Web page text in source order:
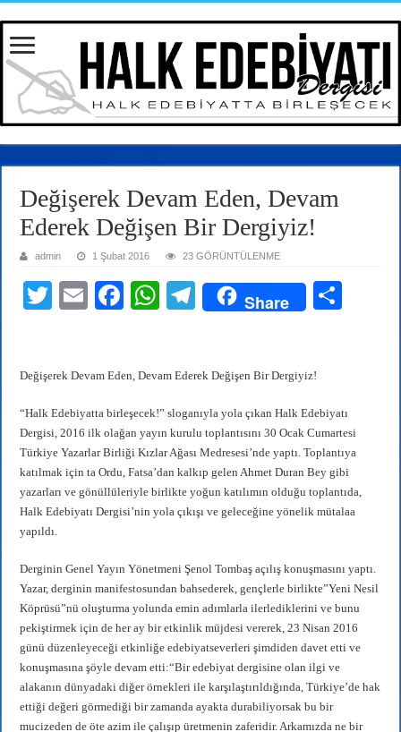
Değişerek Devam Eden, Devam
Ederek Değişen Bir Dergiyiz!
admin 1 Şubat 2016 23 GÖRÜNTÜLENME
T
r
E
Fa
ok
W
A
pp
Te
a
m
Share
Değişerek Devam Eden, Devam Ederek Değişen Bir Dergiyiz!
“Halk Edebiyatta birleşecek!” sloganıyla yola çıkan Halk Edebiyatı
Dergisi, 2016 ilk olağan yayın kurulu toplantısını 30 Ocak Cumartesi
Türkiye Yazarlar Birliği Kızlar Ağası Medresesi’nde yaptı. Toplantıya
katılmak için ta Ordu, Fatsa’dan kalkıp gelen Ahmet Duran Bey gibi
yazarları ve gönüllüleriyle birlikte yoğun katılımın olduğu toplantıda,
Halk Edebiyatı Dergisi’nin yola çıkışı ve geleceğine yönelik mütalaa
yapıldı.
Derginin Genel Yayın Yönetmeni Şenol Tombaş açılış konuşmasını yaptı.
Yazar, derginin manifestosundan bahsederek, gençlerle birlikte”Yeni Nesil
Köprüsü”nü oluşturma yolunda emin adımlarla ilerlediklerini ve bunu
pekiştirmek için de her ay bir etkinlik müjdesi vererek, 23 Nisan 2016
günü düzenleyeceği etkinliğe edebiyatseverleri şimdiden davet etti ve
konuşmasına şöyle devam etti:“Bir edebiyat dergisine olan ilgi ve
alakanın dünyadaki diğer örnekleri ile karşılaştırıldığında, Türkiye’de hak
ettiği değeri görmediği bir zamanda ayakta durabiliyorsak bu bir
mucizeden de öte azim ile çalışıp üretmenin zaferidir. Arkamızda ne bir